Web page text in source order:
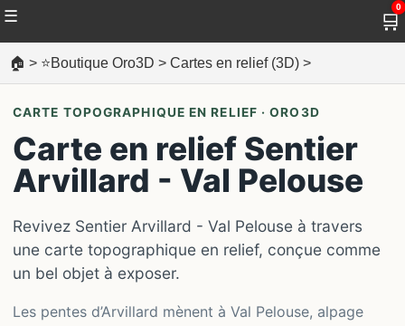
☰ 🛒
0
🏠 > ⭐Boutique Oro3D > Cartes en relief (3D) >
CARTE TOPOGRAPHIQUE EN RELIEF · ORO3D
Carte en relief Sentier
Arvillard - Val Pelouse
Revivez Sentier Arvillard - Val Pelouse à travers
une carte topographique en relief, conçue comme
un bel objet à exposer.
Les pentes d’Arvillard mènent à Val Pelouse, alpage